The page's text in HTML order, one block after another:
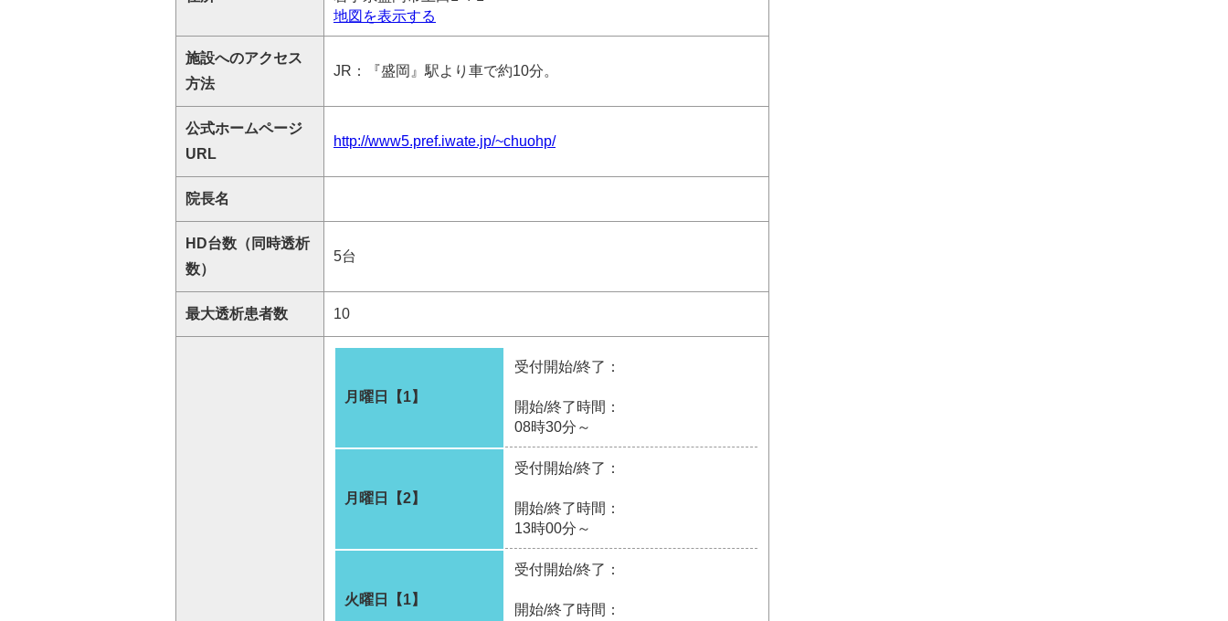
地図を表示する
施設へのアクセス
方法
JR：『盛岡』駅より車で約10分。
公式ホームページ
URL
http://www5.pref.iwate.jp/~chuohp/
院長名
HD台数（同時透析
数）
5台
最大透析患者数 10
月曜日【1】
受付開始/終了：
開始/終了時間：
08時30分～
月曜日【2】
受付開始/終了：
開始/終了時間：
13時00分～
火曜日【1】
受付開始/終了：
開始/終了時間：